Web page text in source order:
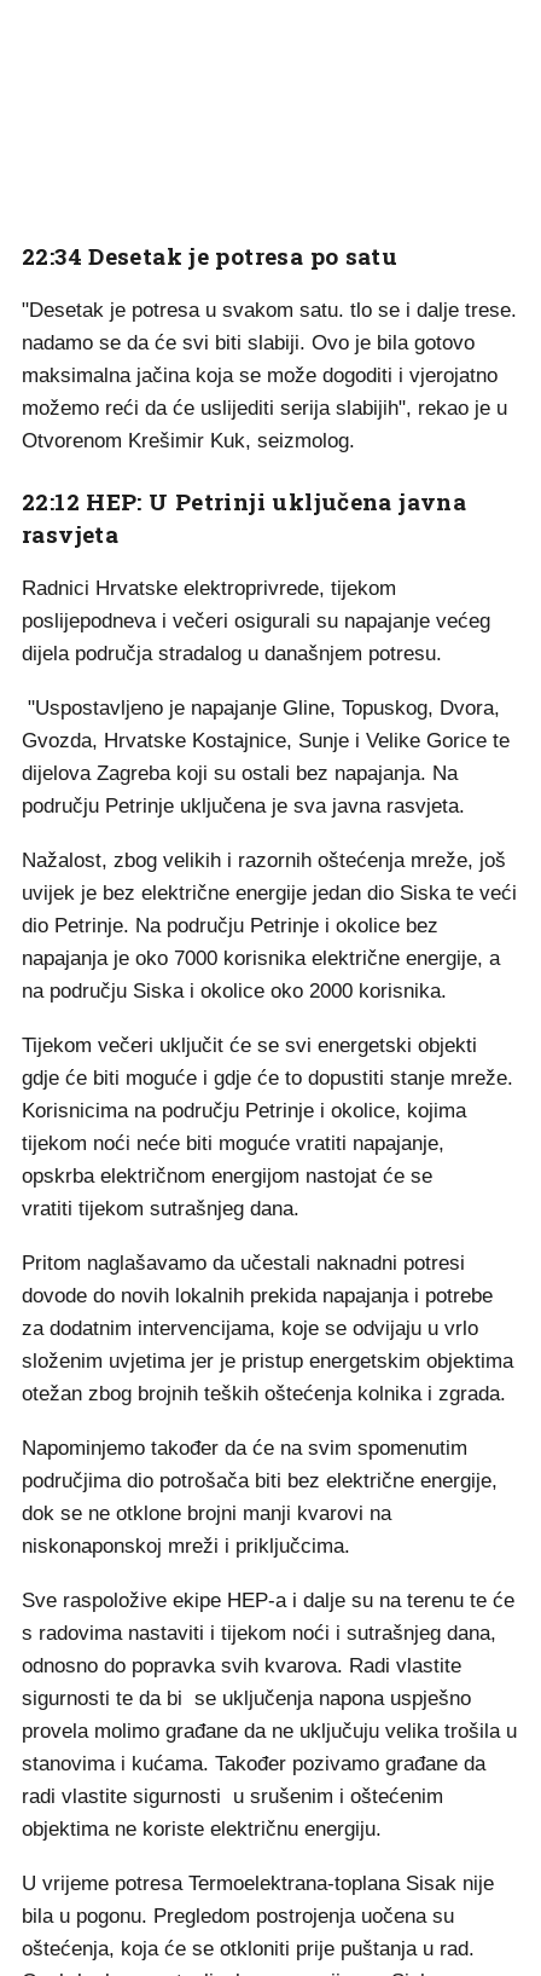
22:34 Desetak je potresa po satu
"Desetak je potresa u svakom satu. tlo se i dalje trese.
nadamo se da će svi biti slabiji. Ovo je bila gotovo
maksimalna jačina koja se može dogoditi i vjerojatno
možemo reći da će uslijediti serija slabijih", rekao je u
Otvorenom Krešimir Kuk, seizmolog.
22:12 HEP: U Petrinji uključena javna
rasvjeta
Radnici Hrvatske elektroprivrede, tijekom
poslijepodneva i večeri osigurali su napajanje većeg
dijela područja stradalog u današnjem potresu.
"Uspostavljeno je napajanje Gline, Topuskog, Dvora,
Gvozda, Hrvatske Kostajnice, Sunje i Velike Gorice te
dijelova Zagreba koji su ostali bez napajanja. Na
području Petrinje uključena je sva javna rasvjeta.
Nažalost, zbog velikih i razornih oštećenja mreže, još
uvijek je bez električne energije jedan dio Siska te veći
dio Petrinje. Na području Petrinje i okolice bez
napajanja je oko 7000 korisnika električne energije, a
na području Siska i okolice oko 2000 korisnika.
Tijekom večeri uključit će se svi energetski objekti
gdje će biti moguće i gdje će to dopustiti stanje mreže.
Korisnicima na području Petrinje i okolice, kojima
tijekom noći neće biti moguće vratiti napajanje,
opskrba električnom energijom nastojat će se
vratiti tijekom sutrašnjeg dana.
Pritom naglašavamo da učestali naknadni potresi
dovode do novih lokalnih prekida napajanja i potrebe
za dodatnim intervencijama, koje se odvijaju u vrlo
složenim uvjetima jer je pristup energetskim objektima
otežan zbog brojnih teških oštećenja kolnika i zgrada.
Napominjemo također da će na svim spomenutim
područjima dio potrošača biti bez električne energije,
dok se ne otklone brojni manji kvarovi na
niskonaponskoj mreži i priključcima.
Sve raspoložive ekipe HEP-a i dalje su na terenu te će
s radovima nastaviti i tijekom noći i sutrašnjeg dana,
odnosno do popravka svih kvarova. Radi vlastite
sigurnosti te da bi se uključenja napona uspješno
provela molimo građane da ne uključuju velika trošila u
stanovima i kućama. Također pozivamo građane da
radi vlastite sigurnosti u srušenim i oštećenim
objektima ne koriste električnu energiju.
U vrijeme potresa Termoelektrana-toplana Sisak nije
bila u pogonu. Pregledom postrojenja uočena su
oštećenja, koja će se otkloniti prije puštanja u rad.